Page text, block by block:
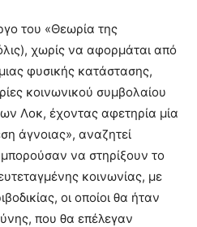
του «Θεωρία της
χωρίς να αφορμάται από
φυσικής κατάστασης,
κοινωνικού συμβολαίου
Λοκ, έχοντας αφετηρία μία
άγνοιας», αναζητεί
να στηρίξουν το
κοινωνίας, με
οι οποίοι θα ήταν
που θα επέλεγαν